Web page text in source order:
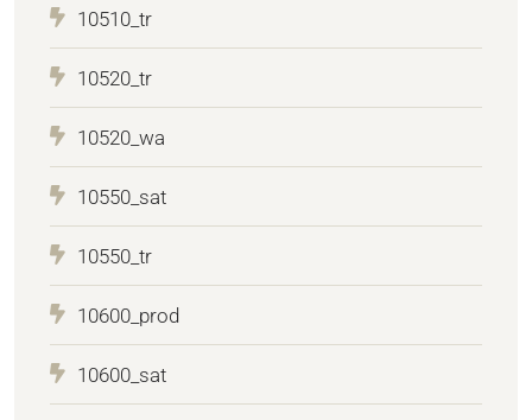
10510_tr
10520_tr
10520_wa
10550_sat
10550_tr
10600_prod
10600_sat